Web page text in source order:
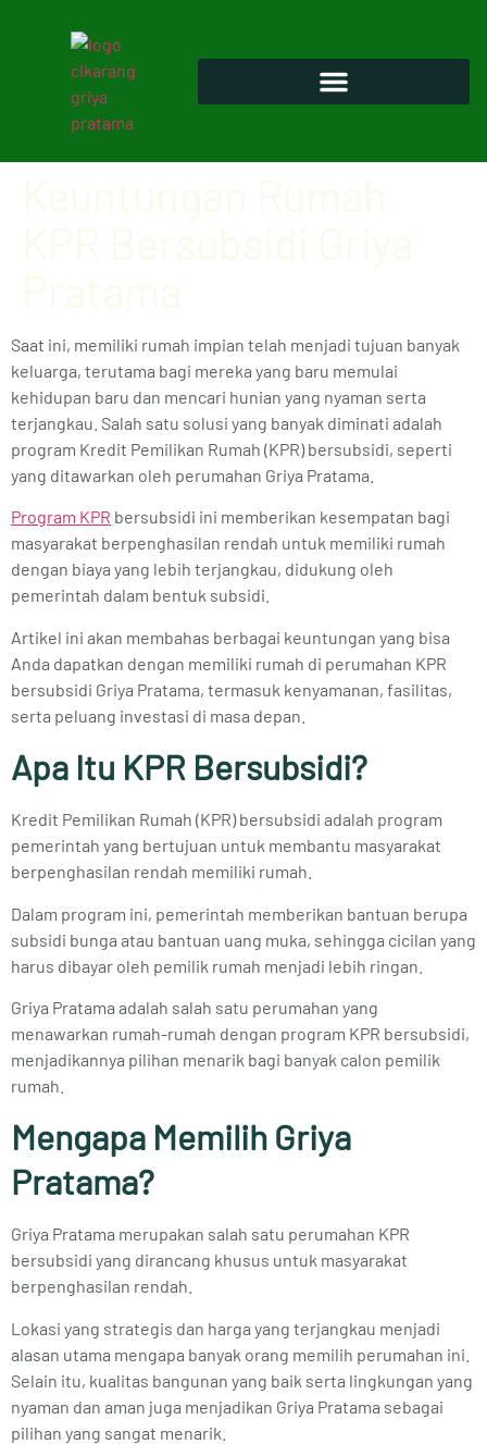
Saat ini, memiliki rumah impian telah menjadi tujuan banyak
keluarga, terutama bagi mereka yang baru memulai
kehidupan baru dan mencari hunian yang nyaman serta
terjangkau. Salah satu solusi yang banyak diminati adalah
program Kredit Pemilikan Rumah (KPR) bersubsidi, seperti
yang ditawarkan oleh perumahan Griya Pratama.
Program KPR bersubsidi ini memberikan kesempatan bagi
masyarakat berpenghasilan rendah untuk memiliki rumah
dengan biaya yang lebih terjangkau, didukung oleh
pemerintah dalam bentuk subsidi.
Artikel ini akan membahas berbagai keuntungan yang bisa
Anda dapatkan dengan memiliki rumah di perumahan KPR
bersubsidi Griya Pratama, termasuk kenyamanan, fasilitas,
serta peluang investasi di masa depan.
Apa Itu KPR Bersubsidi?
Kredit Pemilikan Rumah (KPR) bersubsidi adalah program
pemerintah yang bertujuan untuk membantu masyarakat
berpenghasilan rendah memiliki rumah.
Dalam program ini, pemerintah memberikan bantuan berupa
subsidi bunga atau bantuan uang muka, sehingga cicilan yang
harus dibayar oleh pemilik rumah menjadi lebih ringan.
Griya Pratama adalah salah satu perumahan yang
menawarkan rumah-rumah dengan program KPR bersubsidi,
menjadikannya pilihan menarik bagi banyak calon pemilik
rumah.
Mengapa Memilih Griya
Pratama?
Griya Pratama merupakan salah satu perumahan KPR
bersubsidi yang dirancang khusus untuk masyarakat
berpenghasilan rendah.
Lokasi yang strategis dan harga yang terjangkau menjadi
alasan utama mengapa banyak orang memilih perumahan ini.
Selain itu, kualitas bangunan yang baik serta lingkungan yang
nyaman dan aman juga menjadikan Griya Pratama sebagai
pilihan yang sangat menarik.